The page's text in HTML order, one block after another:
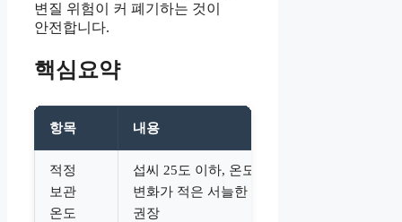
변질 위험이 커 폐기하는 것이
안전합니다.
핵심요약
항목 내용
적정
보관
온도
섭씨 25도 이하, 온도
변화가 적은 서늘한 곳
권장